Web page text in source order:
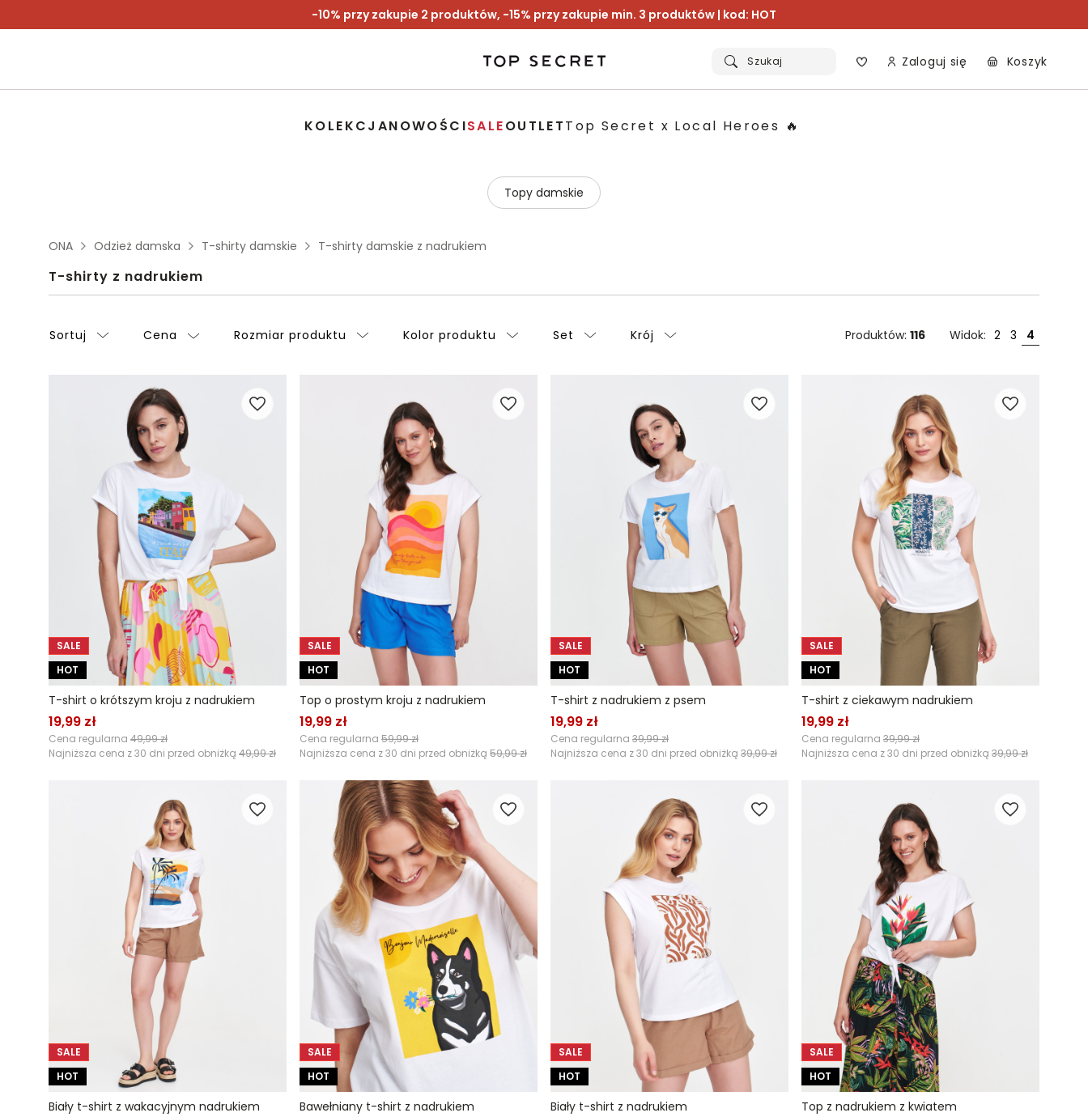
-10% przy zakupie 2 produktów, -15% przy zakupie min. 3 produktów | kod: HOT
Szukaj Zaloguj się Koszyk
KOLEKCJANOWOŚCISALEOUTLETTop Secret x Local Heroes 🔥
Topy damskie
ONA Odzież damska T-shirty damskie T-shirty damskie z nadrukiem
T-shirty z nadrukiem
Sortuj Cena Rozmiar produktu Kolor produktu Set Krój Produktów: 116 Widok: 2 3 4
SALE
HOT
T-shirt o krótszym kroju z nadrukiem
19,99 zł
Cena regularna 49,99 zł
Najniższa cena z 30 dni przed obniżką 49,99 zł
SALE
HOT
Top o prostym kroju z nadrukiem
19,99 zł
Cena regularna 59,99 zł
Najniższa cena z 30 dni przed obniżką 59,99 zł
SALE
HOT
T-shirt z nadrukiem z psem
19,99 zł
Cena regularna 39,99 zł
Najniższa cena z 30 dni przed obniżką 39,99 zł
SALE
HOT
T-shirt z ciekawym nadrukiem
19,99 zł
Cena regularna 39,99 zł
Najniższa cena z 30 dni przed obniżką 39,99 zł
SALE
HOT
Biały t-shirt z wakacyjnym nadrukiem
SALE
HOT
Bawełniany t-shirt z nadrukiem
SALE
HOT
Biały t-shirt z nadrukiem
SALE
HOT
Top z nadrukiem z kwiatem